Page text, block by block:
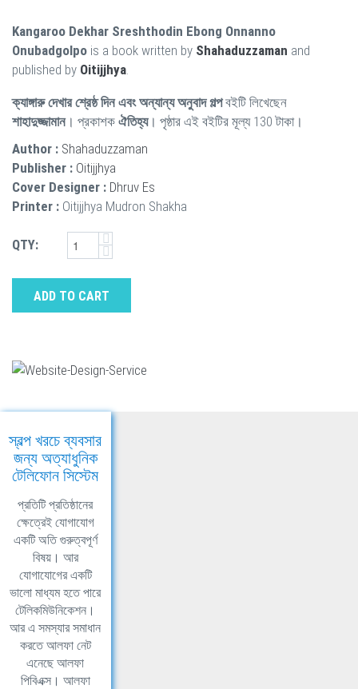
Kangaroo Dekhar Sreshthodin Ebong Onnanno
Onubadgolpo is a book written by Shahaduzzaman and
published by Oitijjhya
ক্যাঙ্গারু দেখার শ্রেষ্ঠ দিন এবং অন্যান্য অনুবাদ গল্পবইটি লিখেছেন
শাহাদুজ্জামান। প্রকাশক ঐতিহ্য। পৃষ্ঠার এই বইটির মূল্য 130 টাকা।
Author : Shahaduzzaman
Publisher : Oitijjhya
Cover Designer : Dhruv Es
Printer : Oitijjhya Mudron Shakha
QTY:
ADD TO CART
স্বল্প খরচে ব্যবসার
জন্য অত্যাধুনিক
টেলিফোন সিস্টেম
প্রতিটি প্রতিষ্ঠানের
ক্ষেত্রেই যোগাযোগ
একটি অতি গুরুত্বপূর্ণ
বিষয়। আর
যোগাযোগের একটি
ভালো মাধ্যম হতে পারে
টেলিকমিউনিকেশন।
আর এ সমস্যার সমাধান
করতে আলফা নেট
এনেছে আলফা
পিবিএক্স। আলফা